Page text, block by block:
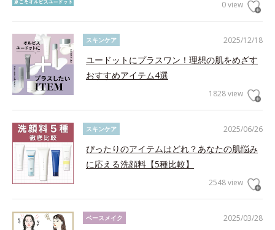
0 view
2025/12/18
スキンケア
ユードットにプラスワン！理想の肌をめざす
おすすめアイテム4選
1828 view
2025/06/26
スキンケア
ぴったりのアイテムはどれ？あなたの肌悩み
に応える洗顔料【5種比較】
2548 view
2025/03/28
ベースメイク